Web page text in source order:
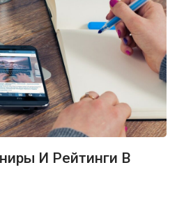
И Рейтинги В